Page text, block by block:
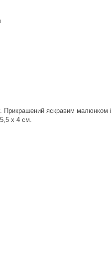
Прикрашений яскравим малюнком
5,5 х 4 см.